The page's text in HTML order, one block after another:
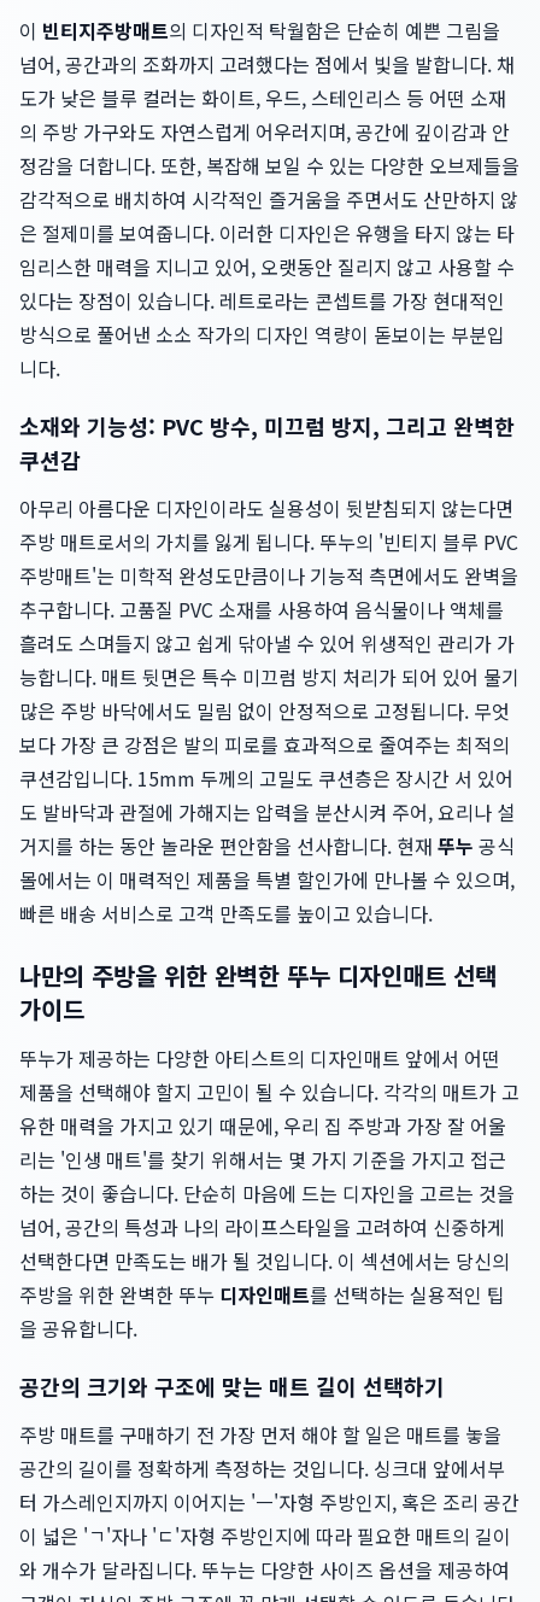
이 빈티지주방매트의 디자인적 탁월함은 단순히 예쁜 그림을
넘어, 공간과의 조화까지 고려했다는 점에서 빛을 발합니다. 채
도가 낮은 블루 컬러는 화이트, 우드, 스테인리스 등 어떤 소재
의 주방 가구와도 자연스럽게 어우러지며, 공간에 깊이감과 안
정감을 더합니다. 또한, 복잡해 보일 수 있는 다양한 오브제들을
감각적으로 배치하여 시각적인 즐거움을 주면서도 산만하지 않
은 절제미를 보여줍니다. 이러한 디자인은 유행을 타지 않는 타
임리스한 매력을 지니고 있어, 오랫동안 질리지 않고 사용할 수
있다는 장점이 있습니다. 레트로라는 콘셉트를 가장 현대적인
방식으로 풀어낸 소소 작가의 디자인 역량이 돋보이는 부분입
니다.
소재와 기능성: PVC 방수, 미끄럼 방지, 그리고 완벽한
쿠션감
아무리 아름다운 디자인이라도 실용성이 뒷받침되지 않는다면
주방 매트로서의 가치를 잃게 됩니다. 뚜누의 '빈티지 블루 PVC
주방매트'는 미학적 완성도만큼이나 기능적 측면에서도 완벽을
추구합니다. 고품질 PVC 소재를 사용하여 음식물이나 액체를
흘려도 스며들지 않고 쉽게 닦아낼 수 있어 위생적인 관리가 가
능합니다. 매트 뒷면은 특수 미끄럼 방지 처리가 되어 있어 물기
많은 주방 바닥에서도 밀림 없이 안정적으로 고정됩니다. 무엇
보다 가장 큰 강점은 발의 피로를 효과적으로 줄여주는 최적의
쿠션감입니다. 15mm 두께의 고밀도 쿠션층은 장시간 서 있어
도 발바닥과 관절에 가해지는 압력을 분산시켜 주어, 요리나 설
거지를 하는 동안 놀라운 편안함을 선사합니다. 현재 뚜누 공식
몰에서는 이 매력적인 제품을 특별 할인가에 만나볼 수 있으며,
빠른 배송 서비스로 고객 만족도를 높이고 있습니다.
나만의 주방을 위한 완벽한 뚜누 디자인매트 선택
가이드
뚜누가 제공하는 다양한 아티스트의 디자인매트 앞에서 어떤
제품을 선택해야 할지 고민이 될 수 있습니다. 각각의 매트가 고
유한 매력을 가지고 있기 때문에, 우리 집 주방과 가장 잘 어울
리는 '인생 매트'를 찾기 위해서는 몇 가지 기준을 가지고 접근
하는 것이 좋습니다. 단순히 마음에 드는 디자인을 고르는 것을
넘어, 공간의 특성과 나의 라이프스타일을 고려하여 신중하게
선택한다면 만족도는 배가 될 것입니다. 이 섹션에서는 당신의
주방을 위한 완벽한 뚜누 디자인매트를 선택하는 실용적인 팁
을 공유합니다.
공간의 크기와 구조에 맞는 매트 길이 선택하기
주방 매트를 구매하기 전 가장 먼저 해야 할 일은 매트를 놓을
공간의 길이를 정확하게 측정하는 것입니다. 싱크대 앞에서부
터 가스레인지까지 이어지는 'ㅡ'자형 주방인지, 혹은 조리 공간
이 넓은 'ㄱ'자나 'ㄷ'자형 주방인지에 따라 필요한 매트의 길이
와 개수가 달라집니다. 뚜누는 다양한 사이즈 옵션을 제공하여